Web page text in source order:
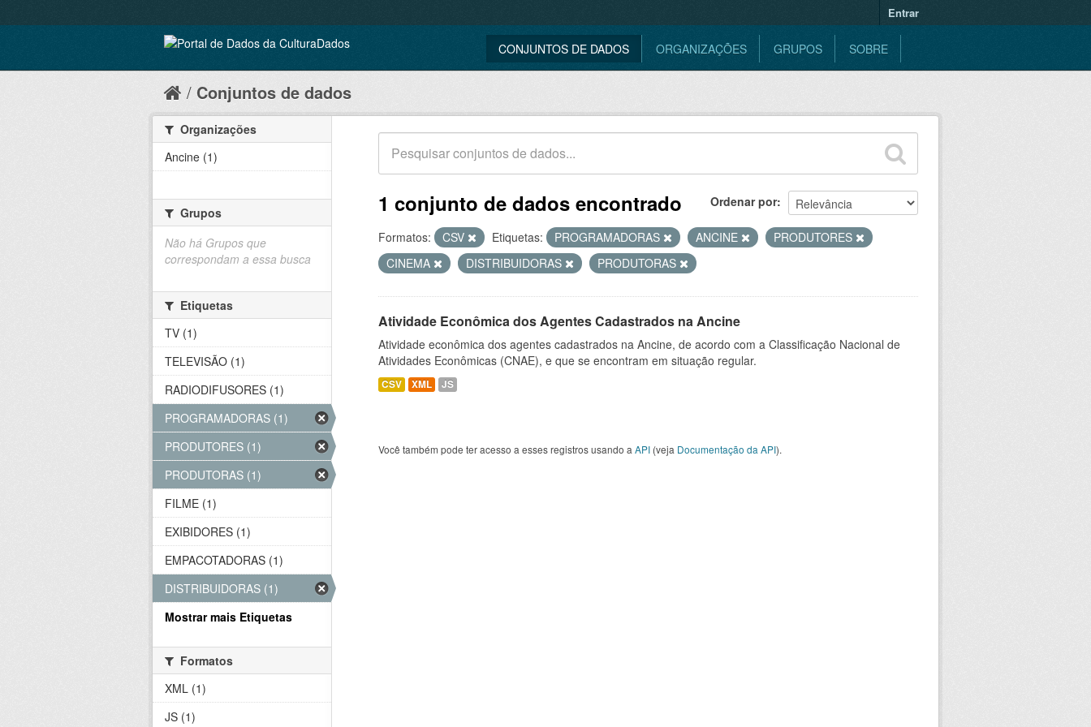
Entrar
CONJUNTOS DE DADOS ORGANIZAÇÕES GRUPOS SOBRE
Conjuntos de dados
Ordenar por
1 conjunto de dados encontrado
Formatos: CSV Etiquetas: PROGRAMADORAS ANCINE
PRODUTORES
CINEMA
DISTRIBUIDORAS PRODUTORAS
Atividade Econômica dos Agentes Cadastrados na Ancine
Atividade econômica dos agentes cadastrados na Ancine, de acordo com a Classificação Nacional de
Atividades Econômicas (CNAE), e que se encontram em situação regular.
CSV XML JS
Você também pode ter acesso a esses registros usando a API (veja Documentação da API).
Organizações
Ancine (1)
Grupos
Não há Grupos que
correspondam a essa busca
Etiquetas
TV (1)
TELEVISÃO (1)
RADIODIFUSORES (1)
PROGRAMADORAS (1)
PRODUTORES (1)
PRODUTORAS (1)
FILME (1)
EXIBIDORES (1)
EMPACOTADORAS (1)
DISTRIBUIDORAS (1)
Mostrar mais Etiquetas
Formatos
XML (1)
JS (1)